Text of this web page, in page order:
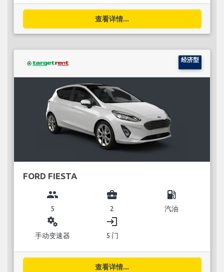
查看详情...
经济型
FORD FIESTA
group
5
business_center
2
local_gas_station
汽油
miscellaneous_services
手动变速器
login
5 门
查看详情...